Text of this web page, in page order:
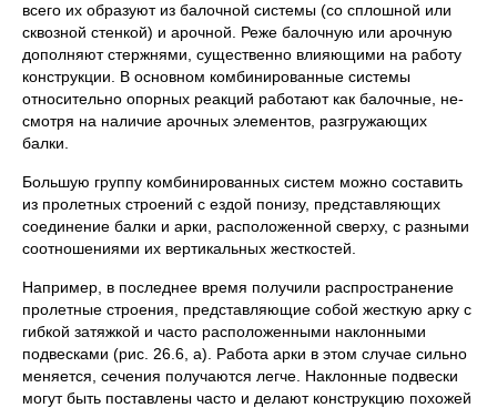
всего их образуют из балочной системы (со сплошной или
сквозной стенкой) и арочной. Реже ба­лочную или арочную
дополняют стержнями, существенно влияю­щими на работу
конструкции. В основном комбинированные сис­темы
относительно опорных реакций работают как балочные, не­
смотря на наличие арочных элементов, разгружающих
балки.
Большую группу комбинированных систем можно составить
из пролетных строений с ездой понизу, представляющих
соединение балки и арки, расположенной сверху, с разными
соотношениями их вертикальных жесткостей.
Например, в последнее время получили распространение
про­летные строения, представляющие собой жесткую арку с
гибкой затяжкой и часто расположенными наклонными
подвесками (рис. 26.6, а). Работа арки в этом случае сильно
меняется, сече­ния получаются легче. Наклонные подвески
могут быть поставле­ны часто и делают конструкцию похожей